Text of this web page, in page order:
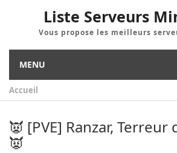
Liste Serveurs
Vous propose les meilleurs
MENU
Accueil
👿 [PVE] Ranzar, Terreur
👿